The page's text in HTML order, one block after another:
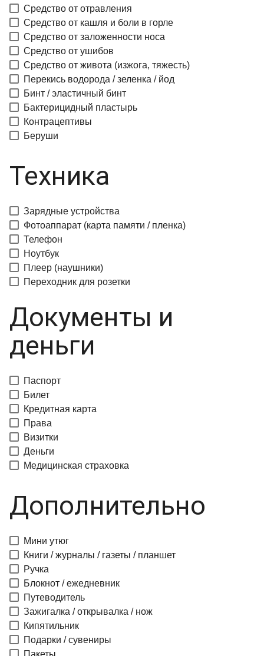
Средство от отравления
Средство от кашля и боли в горле
Средство от заложенности носа
Средство от ушибов
Средство от живота (изжога, тяжесть)
Перекись водорода / зеленка / йод
Бинт / эластичный бинт
Бактерицидный пластырь
Контрацептивы
Беруши
Техника
Зарядные устройства
Фотоаппарат (карта памяти / пленка)
Телефон
Ноутбук
Плеер (наушники)
Переходник для розетки
Документы и
деньги
Паспорт
Билет
Кредитная карта
Права
Визитки
Деньги
Медицинская страховка
Дополнительно
Мини утюг
Книги / журналы / газеты / планшет
Ручка
Блокнот / ежедневник
Путеводитель
Зажигалка / открывалка / нож
Кипятильник
Подарки / сувениры
Пакеты